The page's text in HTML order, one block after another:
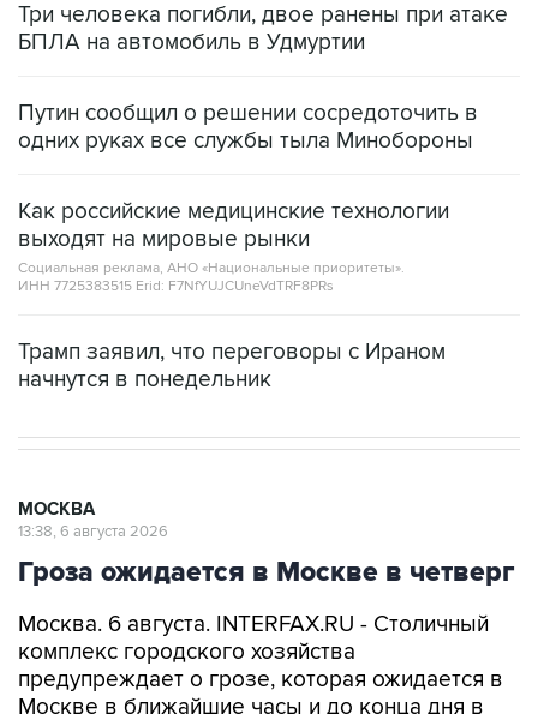
Три человека погибли, двое ранены при атаке
БПЛА на автомобиль в Удмуртии
Путин сообщил о решении сосредоточить в
одних руках все службы тыла Минобороны
Как российские медицинские технологии
выходят на мировые рынки
Социальная реклама, АНО «Национальные приоритеты».
ИНН 7725383515 Erid: F7NfYUJCUneVdTRF8PRs
Трамп заявил, что переговоры с Ираном
начнутся в понедельник
МОСКВА
13:38, 6 августа 2026
Гроза ожидается в Москве в четверг
Москва. 6 августа. INTERFAX.RU - Столичный
комплекс городского хозяйства
предупреждает о грозе, которая ожидается в
Москве в ближайшие часы и до конца дня в